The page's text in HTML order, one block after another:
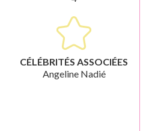
CÉLÉBRITÉS ASSOCIÉES
Angeline Nadié